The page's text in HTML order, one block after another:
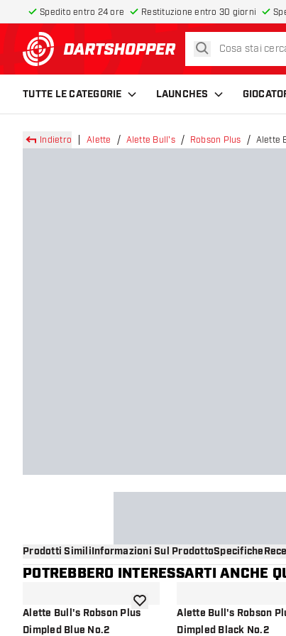
Spedito entro 24 ore Restituzione entro 30 giorni
torna alla home page
cerca
TUTTE LE CATEGORIE LAUNCHES
Indietro Alette Alette Bull's Robson Plus Alette
Prodotti SimiliInformazioni Sul ProdottoSpecifiche
POTREBBERO INTERESSARTI ANCHE
Alette Bull's Robson Plus
Dimpled Blue No.2
aggiungi alla lista dei desideri
Alette Bull's Robson
Dimpled Black No.2